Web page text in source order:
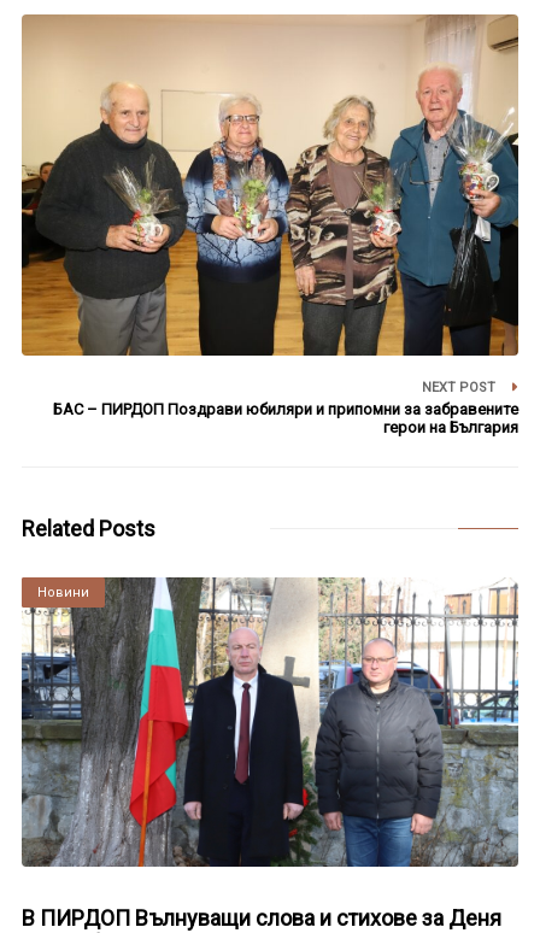
NEXT POST
БАС – ПИРДОП Поздрави юбиляри и припомни за забравените
герои на България
Related Posts
Култура
Новини
В ПИРДОП Вълнуващи слова и стихове за Деня